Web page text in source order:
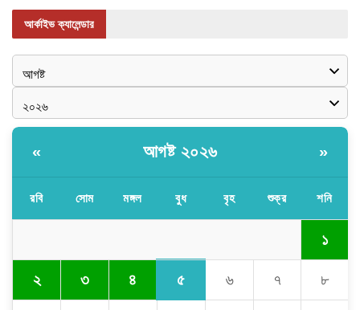
আর্কাইভ ক্যালেন্ডার
« আগষ্ট ২০২৬ »
রবি সোম মঙ্গল বুধ বৃহ শুক্র শনি
১
২ ৩ ৪ ৫ ৬ ৭ ৮